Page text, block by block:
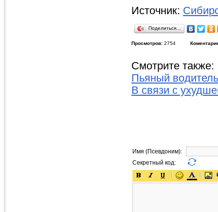
Источник:
Поделиться…
Просмотров: 2754
Смотрите также:
Пьяный
В связи с
Имя (Псевдоним):
Секретный код: